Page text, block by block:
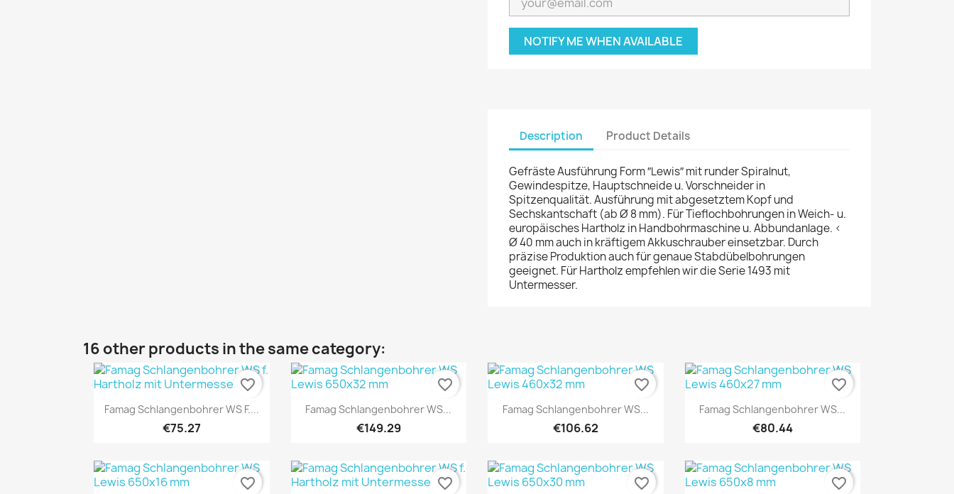
NOTIFY ME WHEN AVAILABLE
Description Product Details
Gefräste Ausführung Form ″Lewis″ mit runder Spiralnut,
Gewindespitze, Hauptschneide u. Vorschneider in
Spitzenqualität. Ausführung mit abgesetztem Kopf und
Sechskantschaft (ab Ø 8 mm). Für Tieflochbohrungen in Weich- u.
europäisches Hartholz in Handbohrmaschine u. Abbundanlage. <
Ø 40 mm auch in kräftigem Akkuschrauber einsetzbar. Durch
präzise Produktion auch für genaue Stabdübelbohrungen
geeignet. Für Hartholz empfehlen wir die Serie 1493 mit
Untermesser.
16 other products in the same category:
Quick view
Famag Schlangenbohrer WS F....
€75.27
favorite_border
Quick view
Famag Schlangenbohrer WS...
€149.29
favorite_border
Quick view
Famag Schlangenbohrer WS...
€106.62
favorite_border
Quick view
Famag Schlangenbohrer WS...
€80.44
favorite_border
favorite_border
favorite_border
favorite_border
favorite_border